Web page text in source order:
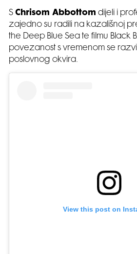
S Chrisom Abbottom dijeli i
zajedno su radili na kazališnoj
the Deep Blue Sea te filmu Black
povezanost s vremenom se
poslovnog okvira.
View this post on